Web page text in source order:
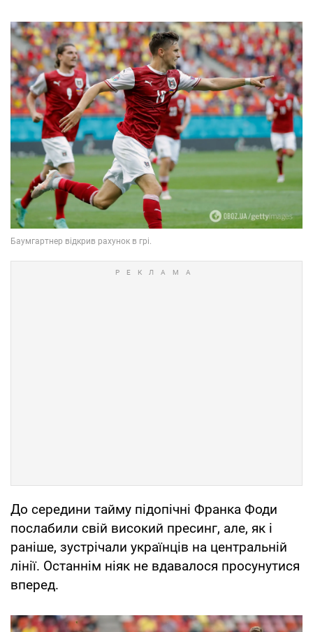
До середини тайму підопічні Франка Фоди
послабили свій високий пресинг, але, як і
раніше, зустрічали українців на центральній
лінії. Останнім ніяк не вдавалося просунутися
вперед.